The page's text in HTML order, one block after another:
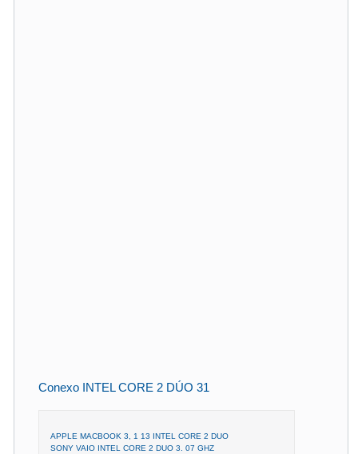
Conexo INTEL CORE 2 DÚO 31
APPLE MACBOOK 3, 1 13 INTEL CORE 2 DUO
SONY VAIO INTEL CORE 2 DUO 3. 07 GHZ